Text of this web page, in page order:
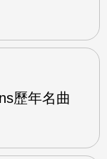
歷年名曲